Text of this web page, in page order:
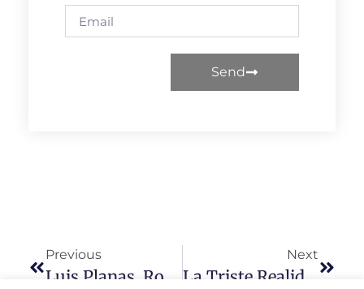
Send
Previous Next